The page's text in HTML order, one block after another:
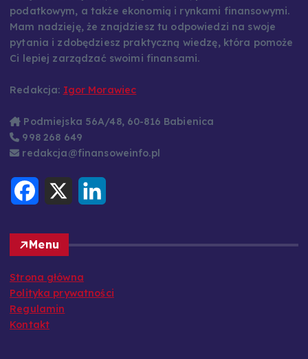
związane z hajsem, oszczędzaniem, prawem
podatkowym, a także ekonomią i rynkami finansowymi.
Mam nadzieję, że znajdziesz tu odpowiedzi na swoje
pytania i zdobędziesz praktyczną wiedzę, która pomoże
Podmiejska 56A/48, 60-816 Babienica
998 268 649
a
b
o
k
Menu
Strona główna
Polityka prywatności
Regulamin